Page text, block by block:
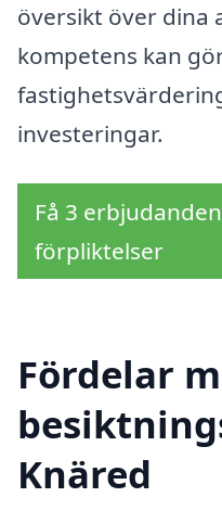
översikt över dina
kompetens kan
investeringar.
Få 3
förpliktelser
Fördelar
Knäred